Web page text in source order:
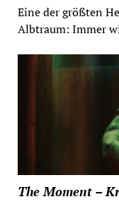
Eine der größten
Albtraum: Immer
The Moment –